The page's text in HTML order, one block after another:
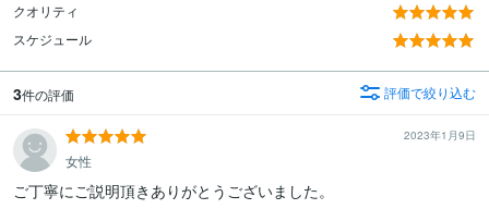
クオリティ
スケジュール
3件の評価 評価で絞り込む
2023年1月9日
女性